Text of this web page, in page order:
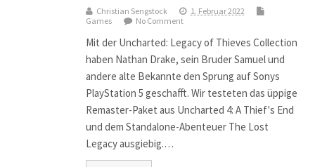
Christian Sengstock
1. Februar 2022
Games
No Comment
Mit der Uncharted: Legacy of Thieves Collection
haben Nathan Drake, sein Bruder Samuel und
andere alte Bekannte den Sprung auf Sonys
PlayStation 5 geschafft. Wir testeten das üppige
Remaster-Paket aus Uncharted 4: A Thief's End
und dem Standalone-Abenteuer The Lost
Legacy ausgiebig.…